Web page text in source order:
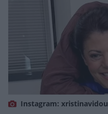
Instagram: xristinavidou